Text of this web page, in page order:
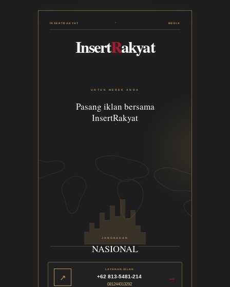
INSERTRAKYAT MEDIA
InsertRakyat
UNTUK MEREK ANDA
Pasang iklan bersama
InsertRakyat
JANGKAUAN
NASIONAL
↗
LAYANAN IKLAN
+62 813-5481-214
081244013292
→